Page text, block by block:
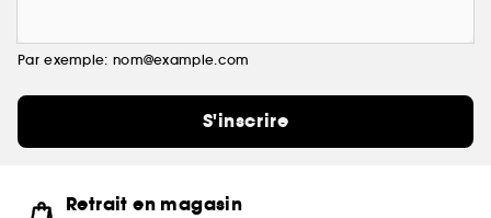
Par exemple: nom@example.com
S'inscrire
Retrait en magasin